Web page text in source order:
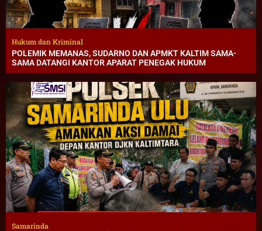
Hukum dan Kriminal
POLEMIK MEMANAS, SUDARNO DAN APMKT KALTIM SAMA-
SAMA DATANGI KANTOR APARAT PENEGAK HUKUM
Samarinda